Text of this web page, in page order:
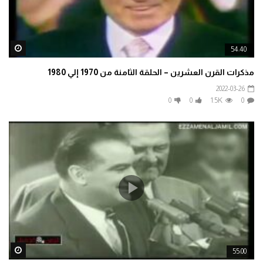
54:40
مذكرات القرن العشرين – الحلقة الثامنة من 1970 إلي 1980
2022-03-26
0
1.5K
0
0
55:00